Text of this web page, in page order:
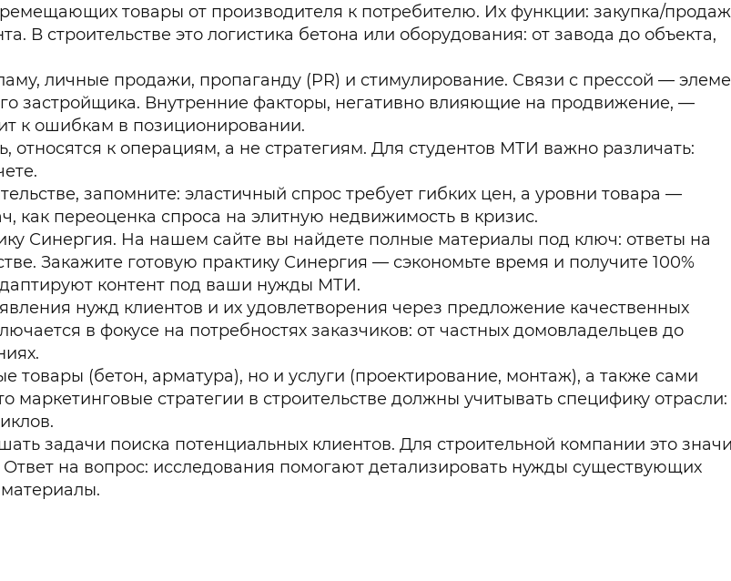
товары от производителя к потребителю. Их функции: закупка/
В строительстве это логистика бетона или оборудования: от завода до объекта,
личные продажи, пропаганду (PR) и стимулирование. Связи с прессой —
застройщика. Внутренние факторы, негативно влияющие на продвижение, —
к ошибкам в позиционировании.
относятся к операциям, а не стратегиям. Для студентов МТИ важно различать:
запомните: эластичный спрос требует гибких цен, а уровни товара —
как переоценка спроса на элитную недвижимость в кризис.
Синергия. На нашем сайте вы найдете полные материалы под ключ: ответы на
Закажите готовую практику Синергия — сэкономьте время и получите 100%
контент под ваши нужды МТИ.
нужд клиентов и их удовлетворения через предложение качественных
в фокусе на потребностях заказчиков: от частных домовладельцев до
товары (бетон, арматура), но и услуги (проектирование, монтаж), а также сами
стратегии в строительстве должны учитывать специфику отрасли:
задачи поиска потенциальных клиентов. Для строительной компании это
на вопрос: исследования помогают детализировать нужды существующих